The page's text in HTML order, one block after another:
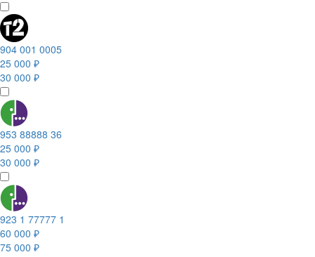
904 001 0005
25 000 ₽
30 000 ₽
953 88888 36
25 000 ₽
30 000 ₽
923 1 77777 1
60 000 ₽
75 000 ₽